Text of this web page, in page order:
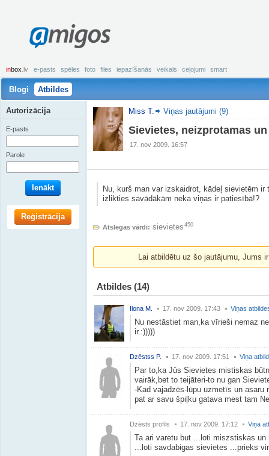
amigos
inbox .lv e-pasts spēles foto files iepazīšanās veikals ceļojumi smart
Blogi Atbildes
Miss T. Viņas jautājumi (9)
Sievietes, neizprotamas
17. nov 2009. 16:57
Nu, kurš man var izskaidrot, kādeļ sievietēm
izlikties savādākām neka viņas ir patiesībā!?
Atslegas vārdi: sievietes 450
Lai atbildētu uz šo jautājumu, Jums
Atbildes (14)
Ilona M. 17. nov 2009. 17:43 Viņas
Nu nestāstiet man,ka vīrieši nemaz
ir.:)))))
Dzēstss P. 17. nov 2009. 17:51 Viņa
Par to,ka Jūs Sievietes mistiskas
vairāk,bet to teijāteri-to nu gan
-Kad vajadzēs-lūpu uzmetīs un asaru
pat ar savu špiļku gatava mest tam
Dzēsts profils 17. nov 2009. 17:12 Viņa
Ta ari varetu but ...loti miszstiskas
...loti savdabigas sievietes ...prieks
Autorizācija
E-pasts
Parole
Ienākt
Reģistrācija